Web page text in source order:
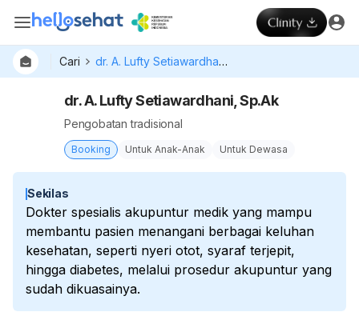
Cari dr. A. Lufty Setiawardhani, Sp.Ak
dr. A. Lufty Setiawardhani, Sp.Ak
Pengobatan tradisional
Booking Untuk Anak-Anak Untuk Dewasa
Sekilas
Dokter spesialis akupuntur medik yang mampu
membantu pasien menangani berbagai keluhan
kesehatan, seperti nyeri otot, syaraf terjepit,
hingga diabetes, melalui prosedur akupuntur yang
sudah dikuasainya.